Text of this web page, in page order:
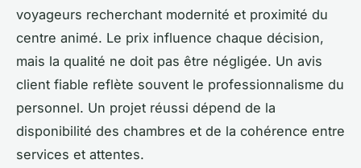
voyageurs recherchant modernité et proximité du
centre animé. Le prix influence chaque décision,
mais la qualité ne doit pas être négligée. Un avis
client fiable reflète souvent le professionnalisme du
personnel. Un projet réussi dépend de la
disponibilité des chambres et de la cohérence entre
services et attentes.